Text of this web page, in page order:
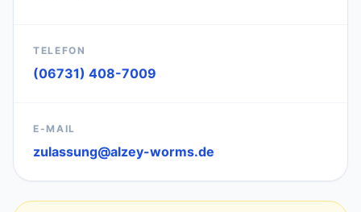
TELEFON
(06731) 408-7009
E-MAIL
zulassung@alzey-worms.de